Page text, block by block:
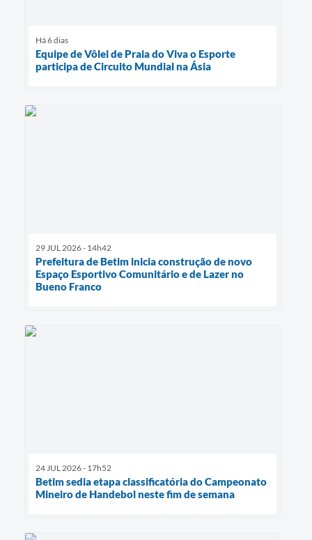
Há 6 dias
Equipe de Vôlei de Praia do Viva o Esporte
participa de Circuito Mundial na Ásia
29 JUL 2026 - 14h42
Prefeitura de Betim inicia construção de novo
Espaço Esportivo Comunitário e de Lazer no
Bueno Franco
24 JUL 2026 - 17h52
Betim sedia etapa classificatória do Campeonato
Mineiro de Handebol neste fim de semana